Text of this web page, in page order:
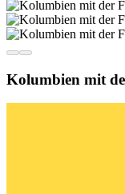
Kolumbien mit